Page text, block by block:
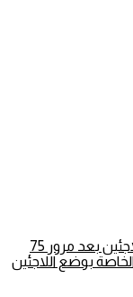
العمارتي: تأملات في واقع ومآل حماية اللاجئين بعد مرور 75
بوضع اللاجئين